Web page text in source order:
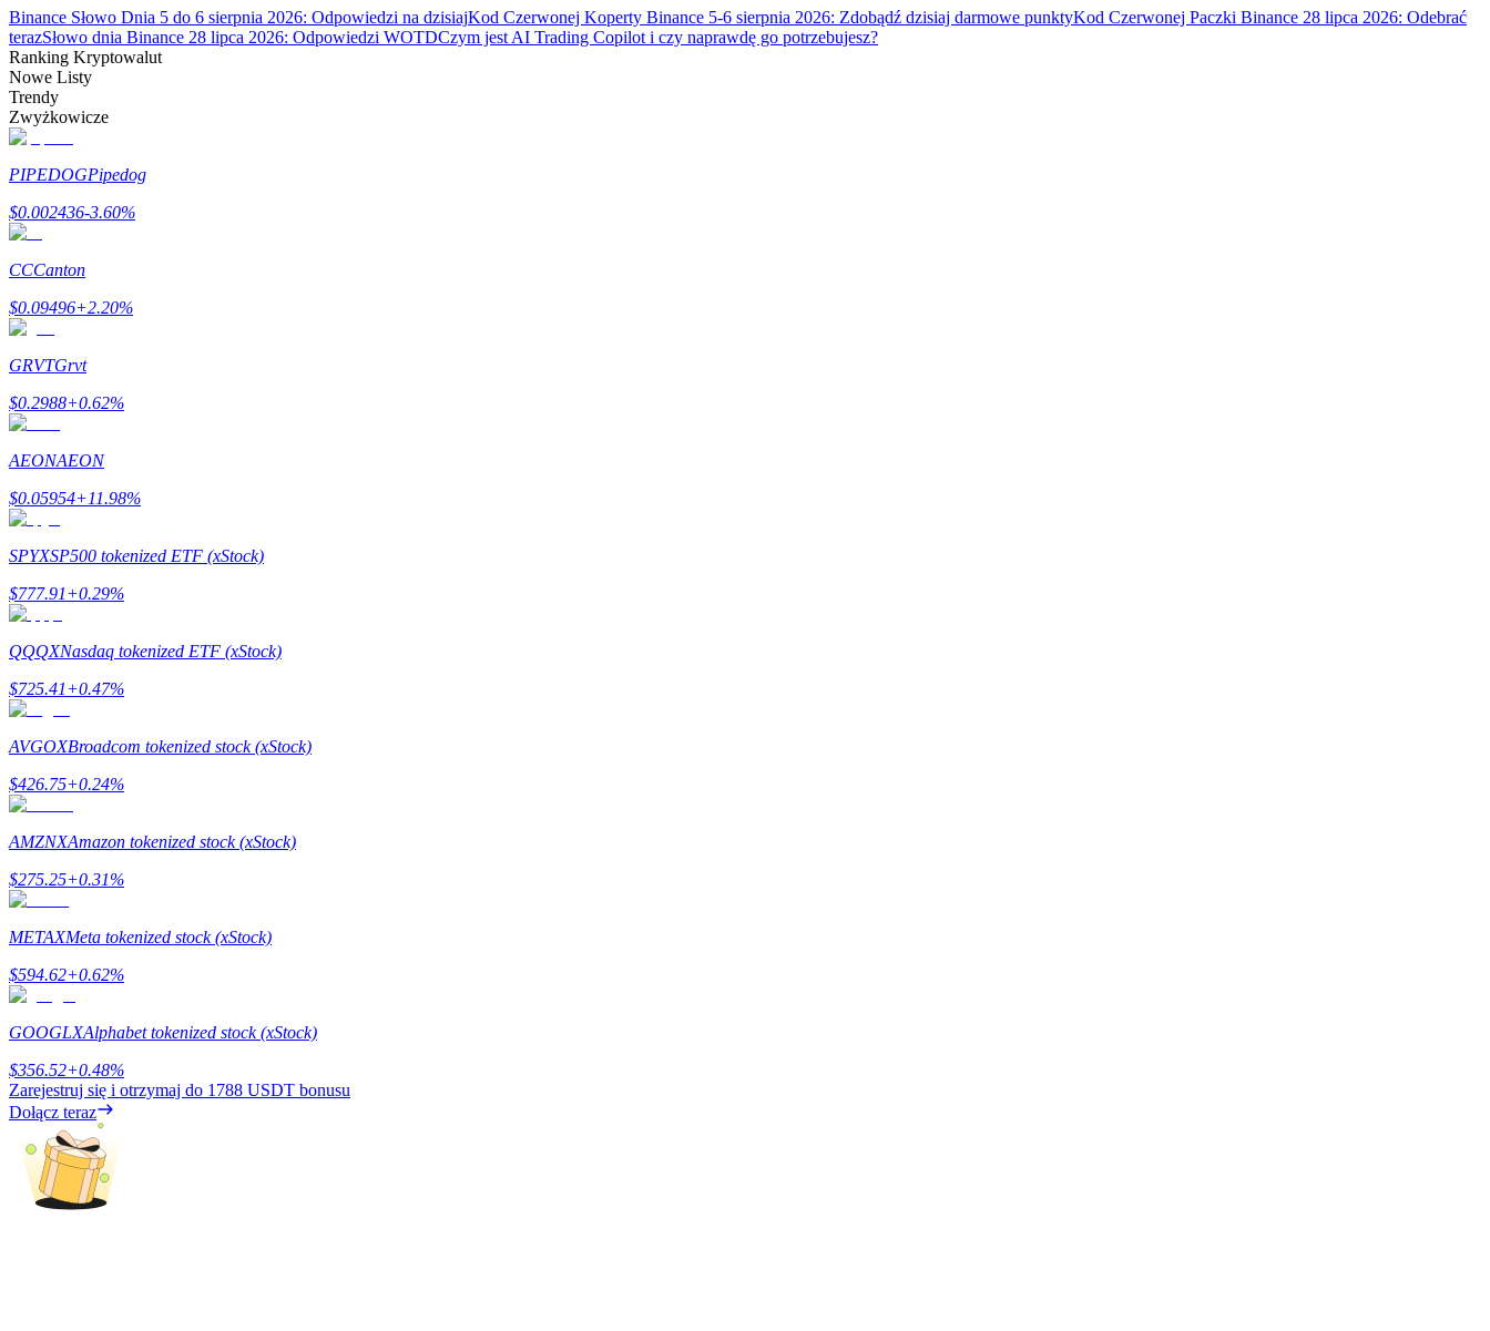
Mocna Świnka
Codziennie zdobywaj konkurencyjne nagrody
Stawianie
Wysokie zyski i natychmiastowy dostęp
Launchpool
Elastyczne stawianie zakładów, aby zarabiać na popularnych tokenach
Blokady BTR
Ekskluzywne inwestycje dla posiadaczy BTR
Pożyczki
Usługa pożyczek wspieranych kryptowalutami
Binance Słowo Dnia 5 do 6 sierpnia 2026: Odpowiedzi na dzisiajKod Czerwonej Koperty Binance 5-6 sierpnia 2026: Zdobądź dzisiaj darmowe punktyKod Czerwonej Paczki Binance 28 lipca 2026: Odebrać
terazSłowo dnia Binance 28 lipca 2026: Odpowiedzi WOTDCzym jest AI Trading Copilot i czy naprawdę go potrzebujesz?
Ranking Kryptowalut
Nowe Listy
Trendy
Zwyżkowicze
PIPEDOGPipedog
$0.002436-3.60%
CCCanton
$0.09496+2.20%
GRVTGrvt
$0.2988+0.62%
AEONAEON
$0.05954+11.98%
SPYXSP500 tokenized ETF (xStock)
$777.91+0.29%
QQQXNasdaq tokenized ETF (xStock)
$725.41+0.47%
AVGOXBroadcom tokenized stock (xStock)
$426.75+0.24%
AMZNXAmazon tokenized stock (xStock)
$275.25+0.31%
METAXMeta tokenized stock (xStock)
$594.62+0.62%
GOOGLXAlphabet tokenized stock (xStock)
$356.52+0.48%
Zarejestruj się i otrzymaj do 1788 USDT bonusu
Dołącz teraz